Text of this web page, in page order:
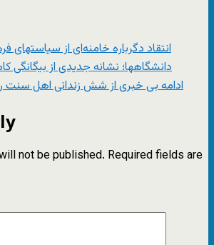
انتقاد دگرباره خامنه‌ای از سیاستهای
دانشگاهها؛ نشانه جدیدی از بیگانگی
ادامه بی خبری از شش زندانی اهل سنت
not be published. Required fields are